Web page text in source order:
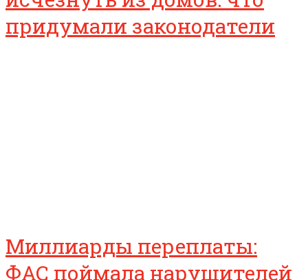
придумали законодатели
Миллиарды переплаты:
ФАС поймала нарушителей